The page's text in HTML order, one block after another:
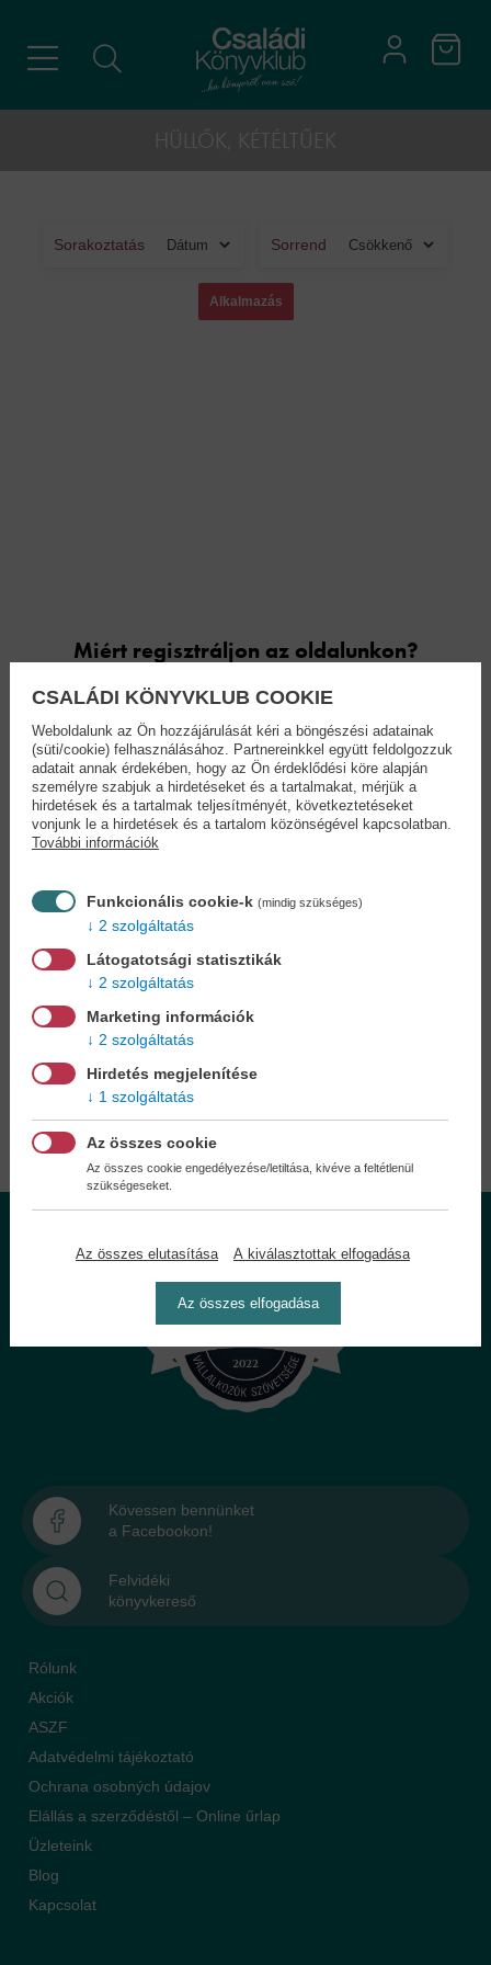
Sorakoztatás Sorrend
Miért regisztráljon az oldalunkon?
Könyvet keres?Nem találja? Bízza ránk kedvenc
könyve beszerzését!Könyvkereső-szolgálat
Otthonában, kényelmesen választhat, vásárolhat
könyvet - tumultus nélkül!
bónuszok- tegye próbára a Könyvklub szolgáltatását
Ön is!
A legelőnyösebb postaköltséggel
Önnek semmiféle kötelezettsége a Családi
Könyvklubbal szemben NINCS -
Kövessen bennünket
a Facebookon!
Felvidéki
könyvkereső
Rólunk
Akciók
ASZF
Adatvédelmi tájékoztató
Ochrana osobných údajov
Elállás a szerződéstől – Online űrlap
Üzleteink
Blog
Kapcsolat
CSALÁDI KÖNYVKLUB COOKIE
Weboldalunk az Ön hozzájárulását kéri a böngészési adatainak
(süti/cookie) felhasználásához. Partnereinkkel együtt feldolgozzuk
adatait annak érdekében, hogy az Ön érdeklődési köre alapján
személyre szabjuk a hirdetéseket és a tartalmakat, mérjük a
hirdetések és a tartalmak teljesítményét, következtetéseket
vonjunk le a hirdetések és a tartalom közönségével kapcsolatban.
További információk
Funkcionális cookie-k (mindig szükséges)
2 szolgáltatás
Látogatotsági statisztikák
2 szolgáltatás
Marketing információk
2 szolgáltatás
Hirdetés megjelenítése
1 szolgáltatás
Az összes cookie
Az összes cookie engedélyezése/letiltása, kivéve a feltétlenül
szükségeseket.
Az összes elutasítása A kiválasztottak elfogadása
Az összes elfogadása